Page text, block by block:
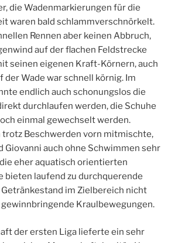
die Wadenmarkierungen für die
waren bald schlammverschnörkelt.
Rennen aber keinen Abbruch,
auf der flachen Feldstrecke
seinen eigenen Kraft-Körnern, auch
der Wade war schnell körnig. Im
endlich auch schonungslos die
durchlaufen werden, die Schuhe
einmal gewechselt werden.
trotz Beschwerden vorn mitmischte,
Giovanni auch ohne Schwimmen sehr
eher aquatisch orientierten
bieten laufend zu durchquerende
im Zielbereich nicht
Kraulbewegungen.
der ersten Liga lieferte ein sehr